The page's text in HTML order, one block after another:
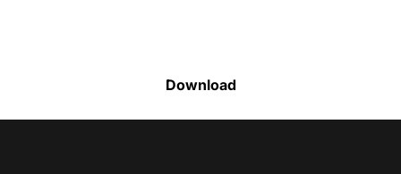
Download